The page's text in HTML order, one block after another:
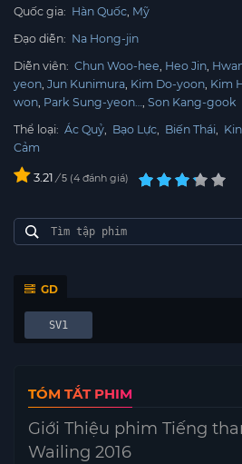
Quốc gia: Hàn Quốc Mỹ
Đạo diễn: Na Hong-jin
Diễn viên: Chun Woo-hee Heo Jin
yeon Jun Kunimura Kim Do-yoon Kim
won Park Sung-yeon… Son Kang-gook
Thể loại: Ác Quỷ, Bạo Lực, Biến Thái,
Cảm
3.21 / 5 4 đánh giá
GD
SV1
TÓM TẮT PHIM
Giới Thiệu phim Tiếng
Wailing 2016